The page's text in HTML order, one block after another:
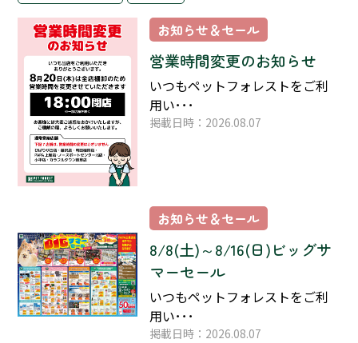
お知らせ＆セール
営業時間変更のお知らせ
いつもペットフォレストをご利
用い･･･
掲載日時：2026.08.07
お知らせ＆セール
8/8(土)～8/16(日)ビッグサ
マーセール
いつもペットフォレストをご利
用い･･･
掲載日時：2026.08.07